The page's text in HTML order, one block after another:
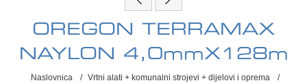
OREGON TERRAMAX
NAYLON 4,0mmX128m
Naslovnica / Vrtni alati + komunalni strojevi + dijelovi i oprema /